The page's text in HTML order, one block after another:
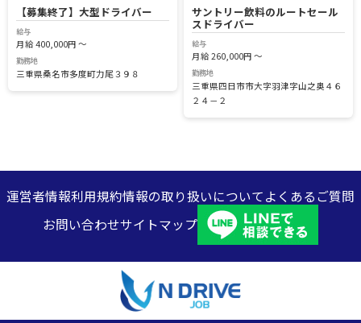
【募集終了】大型ドライバー
給与
月給 400,000円 ～
勤務地
三重県桑名市多度町力尾３９８
サントリー飲料のルートセール
スドライバー
給与
月給 260,000円 ～
勤務地
三重県四日市市大字羽津字山之奥４６
２４－２
運営者情報利用規約情報の取り扱いについてよくあるご質問
お問い合わせサイトマップ